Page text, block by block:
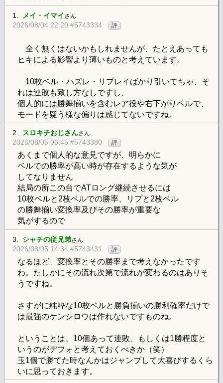
1. メイ・イマイ さん
2026/08/04 22:20 #5743334 評
全く無くはないかもしれませんが、たとえあっても
ヒキによる影響より薄いものと考えています。
10枚ベル・ハズレ・リプレイばかり引いてちゃ、そ
れは連敗も致し方なしですし、
個人的には勝舞揃いを含むレア役や右下がりベルで、
モードを疑う様な偏りは感じてないですね。
2. スロキチおじさんさん
2026/08/05 06:45 #5743380 評
あくまで個人的な意見ですが、明らかに
ベルでの勝率が高い時が存在するような気が
してなりません
結局の所この台でATロング継続させるには
10枚ベルと2枚ベルでの勝率、リプと2枚ベル
の勝舞揃い変換率及びその勝率が重要な
気がするので
3. シャチの従兄弟さん
2026/08/05 14:34 #5743431 評
なるほど、変換率とその勝率まで考えなかったです
わ。たしかにその流れ次第で流れが変わるのはありそ
うですね。
さすがに純粋な10枚ベルと勝負揃いの勝利確率だけで
は最強のケンシロウは作れないですものね。
ということは、10個あって連敗、もしくは1勝程度と
いうのがデフォと考えておくべきか（笑）
玉1個で勝てた時なんかはジャンプして大喜びするくら
いに思っておきます。